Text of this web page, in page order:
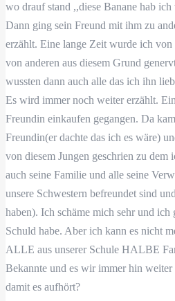
wo drauf stand ,,diese Banane hab
Dann ging sein Freund mit ihm zu
erzählt. Eine lange Zeit wurde ich von
von anderen aus diesem Grund
wussten dann auch alle das ich ihn
Es wird immer noch weiter erzählt.
Freundin einkaufen gegangen. Da
Freundin(er dachte das ich es wäre)
von diesem Jungen geschrien zu dem
auch seine Familie und alle seine
unsere Schwestern befreundet sind
haben). Ich schäme mich sehr und ich
Schuld habe. Aber ich kann es nicht
ALLE aus unserer Schule HALBE
Bekannte und es wir immer hin
damit es aufhört?